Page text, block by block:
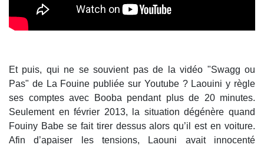
Et puis, qui ne se souvient pas de la vidéo "Swagg ou
Pas" de La Fouine publiée sur Youtube ? Laouini y règle
ses comptes avec Booba pendant plus de 20 minutes.
Seulement en février 2013, la situation dégénère quand
Fouiny Babe se fait tirer dessus alors qu’il est en voiture.
Afin d’apaiser les tensions, Laouni avait innocenté